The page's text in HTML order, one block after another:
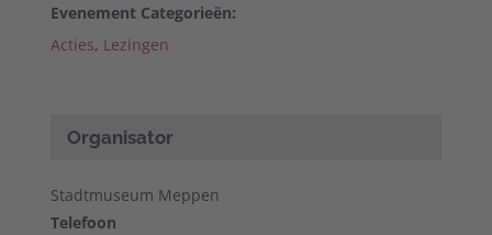
Evenement Categorieën:
Acties, Lezingen
Organisator
Stadtmuseum Meppen
Telefoon